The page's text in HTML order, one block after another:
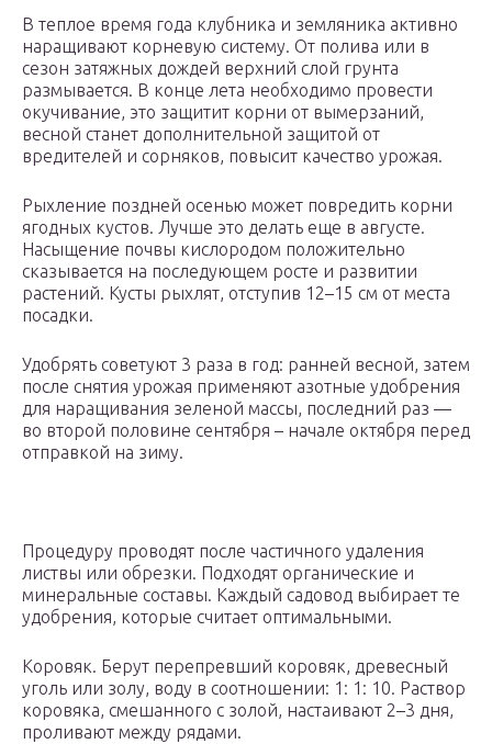
В теплое время года клубника и земляника активно
наращивают корневую систему. От полива или в
сезон затяжных дождей верхний слой грунта
размывается. В конце лета необходимо провести
окучивание, это защитит корни от вымерзаний,
весной станет дополнительной защитой от
вредителей и сорняков, повысит качество урожая.
Рыхление поздней осенью может повредить корни
ягодных кустов. Лучше это делать еще в августе.
Насыщение почвы кислородом положительно
сказывается на последующем росте и развитии
растений. Кусты рыхлят, отступив 12–15 см от места
посадки.
Удобрять советуют 3 раза в год: ранней весной, затем
после снятия урожая применяют азотные удобрения
для наращивания зеленой массы, последний раз —
во второй половине сентября – начале октября перед
отправкой на зиму.
Процедуру проводят после частичного удаления
листвы или обрезки. Подходят органические и
минеральные составы. Каждый садовод выбирает те
удобрения, которые считает оптимальными.
Коровяк. Берут перепревший коровяк, древесный
уголь или золу, воду в соотношении: 1: 1: 10. Раствор
коровяка, смешанного с золой, настаивают 2–3 дня,
проливают между рядами.